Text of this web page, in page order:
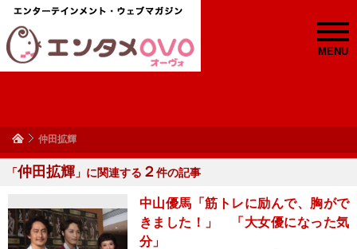
MENU
仲田拡輝
「仲田拡輝 」に関連する ２件の記事
中山優馬「筋トレに励んで、胸がで
きました！」 「大女優になった気
分」